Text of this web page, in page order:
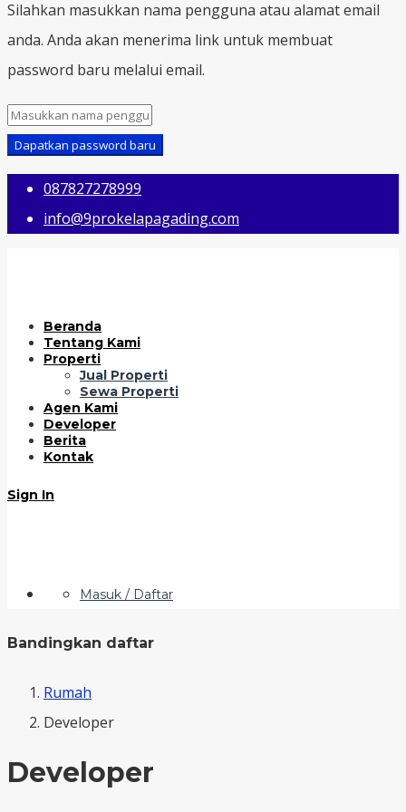
Silahkan masukkan nama pengguna atau alamat email
anda. Anda akan menerima link untuk membuat
password baru melalui email.
Dapatkan password baru
087827278999
info@9prokelapagading.com
Beranda
Tentang Kami
Properti
Jual Properti
Sewa Properti
Agen Kami
Developer
Berita
Kontak
Sign In
Masuk / Daftar
Bandingkan daftar
Rumah
Developer
Developer